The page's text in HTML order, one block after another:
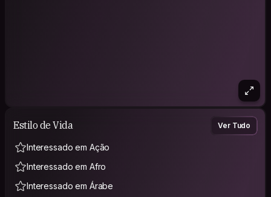
Estilo de Vida Ver Tudo
Interessado em Ação
Interessado em Afro
Interessado em Árabe